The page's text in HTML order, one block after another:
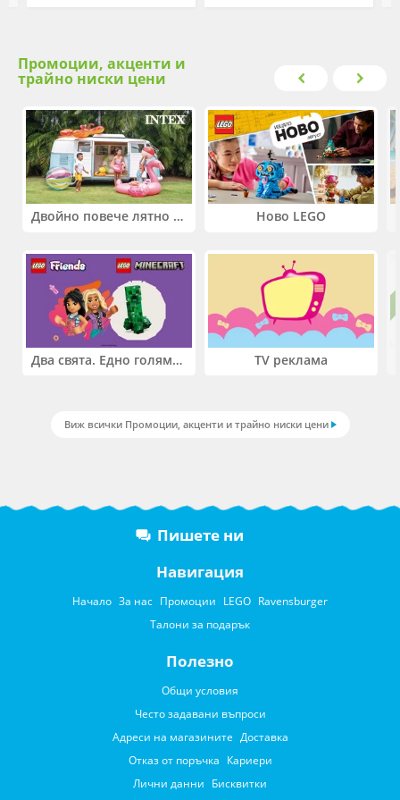
Промоции, акценти и
трайно ниски цени
Двойно повече лятно забавление! Купи 2 продукта INTEX и вземи -33%
Два свята. Едно голямо приключение. Купи 2 продукта LEGO® Friends и/или LEGO® Minecraft и вземи -27%
Ново LEGO
TV реклама
Виж всички Промоции, акценти и трайно ниски цени
Пишете ни
Навигация
Начало За нас Промоции LEGO Ravensburger
Талони за подарък
Полезно
Общи условия
Често задавани въпроси
Адреси на магазините Доставка
Отказ от поръчка Кариери
Лични данни Бисквитки